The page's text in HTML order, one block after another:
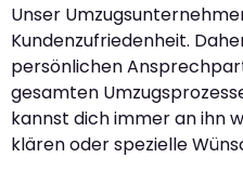
Unser
Kundenzufriedenheit.
persönlichen
gesamten
kannst dich immer an ihn
klären oder spezielle